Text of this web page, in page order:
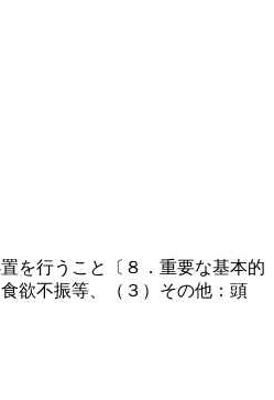
を行うこと〔８．重要な基本的
欲不振等、（３）その他：頭